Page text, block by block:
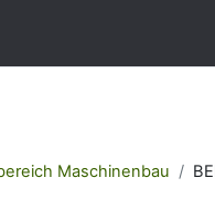
Maschinenbau